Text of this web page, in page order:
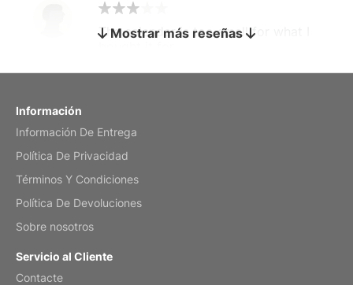
by charles
The calendar is too small for what I
by Anne
Mostrar más reseñas
Información
Información De Entrega
Política De Privacidad
Términos Y Condiciones
Política De Devoluciones
Sobre nosotros
Servicio al Cliente
Contacte